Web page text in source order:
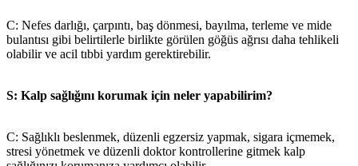
C: Nefes darlığı, çarpıntı, baş dönmesi, bayılma, terleme ve mide
bulantısı gibi belirtilerle birlikte görülen göğüs ağrısı daha tehlikeli
olabilir ve acil tıbbi yardım gerektirebilir.
S: Kalp sağlığını korumak için neler yapabilirim?
C: Sağlıklı beslenmek, düzenli egzersiz yapmak, sigara içmemek,
stresi yönetmek ve düzenli doktor kontrollerine gitmek kalp